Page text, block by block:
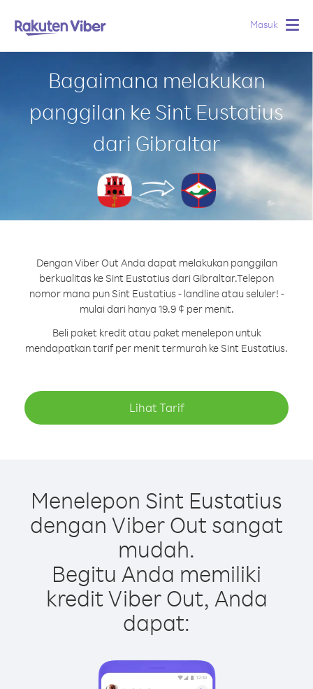
Masuk
Bagaimana melakukan
panggilan ke Sint Eustatius
dari Gibraltar
Dengan Viber Out Anda dapat melakukan panggilan
berkualitas ke Sint Eustatius dari Gibraltar.Telepon
nomor mana pun Sint Eustatius - landline atau seluler! -
mulai dari hanya 19.9 ¢ per menit.
Beli paket kredit atau paket menelepon untuk
mendapatkan tarif per menit termurah ke Sint Eustatius.
Lihat Tarif
Menelepon Sint Eustatius
dengan Viber Out sangat
mudah.
Begitu Anda memiliki
kredit Viber Out, Anda
dapat: